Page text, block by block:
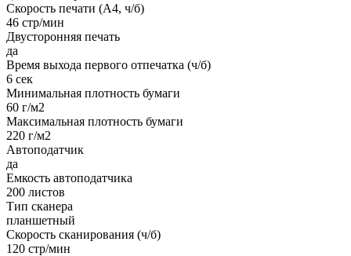
Скорость печати (А4, ч/б)
46 стр/мин
Двусторонняя печать
да
Время выхода первого отпечатка (ч/б)
6 сек
Минимальная плотность бумаги
60 г/м2
Максимальная плотность бумаги
220 г/м2
Автоподатчик
да
Емкость автоподатчика
200 листов
Тип сканера
планшетный
Скорость сканирования (ч/б)
120 стр/мин